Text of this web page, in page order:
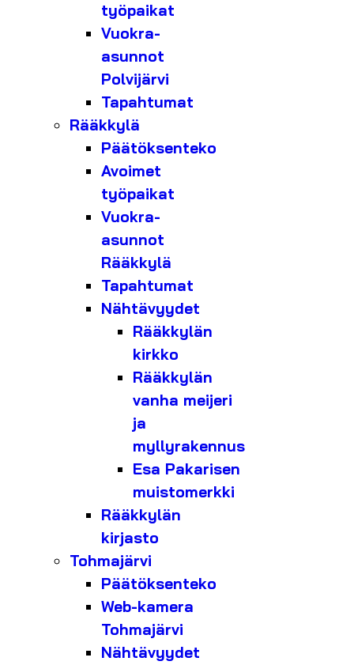
työpaikat
Vuokra-
asunnot
Polvijärvi
Tapahtumat
Rääkkylä
Päätöksenteko
Avoimet
työpaikat
Vuokra-
asunnot
Rääkkylä
Tapahtumat
Nähtävyydet
Rääkkylän
kirkko
Rääkkylän
vanha meijeri
ja
myllyrakennus
Esa Pakarisen
muistomerkki
Rääkkylän
kirjasto
Tohmajärvi
Päätöksenteko
Web-kamera
Tohmajärvi
Nähtävyydet